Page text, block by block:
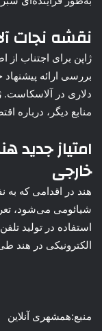
نقشه نجات
ژاپن برای اجتناب از
دلاری در آلاسکاست.
منابع دیگر، درباره
امتیاز
خارجی
هند در اقدامی که به
شیائومی می‌شود،
استفاده در تولید
الکترونیکی در هند طی ۶سال گذشته، بیش از دوبرابر شده
منبع:همشهری آنلاین